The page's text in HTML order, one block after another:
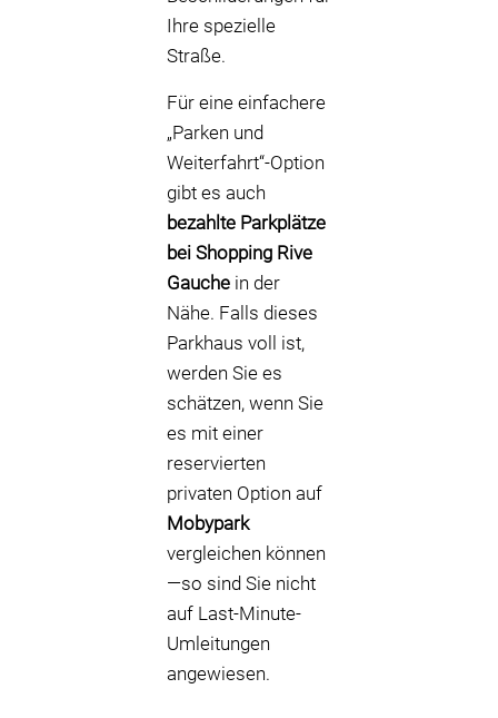
Ihre spezielle
Straße.
Für eine einfachere
„Parken und
Weiterfahrt“-Option
gibt es auch
bezahlte Parkplätze
bei Shopping Rive
Gauche in der
Nähe. Falls dieses
Parkhaus voll ist,
werden Sie es
schätzen, wenn Sie
es mit einer
reservierten
privaten Option auf
Mobypark
vergleichen können
—so sind Sie nicht
auf Last-Minute-
Umleitungen
angewiesen.